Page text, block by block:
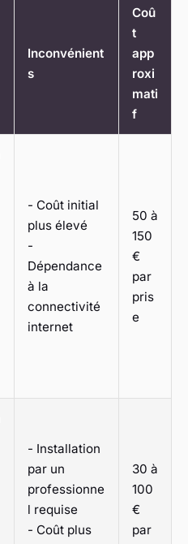
Inconvénient
s
Coû
t
app
roxi
mati
f
- Coût initial
plus élevé
-
Dépendance
à la
connectivité
internet
50 à
150
€
par
pris
e
- Installation
par un
professionne
l requise
- Coût plus
30 à
100
€
par